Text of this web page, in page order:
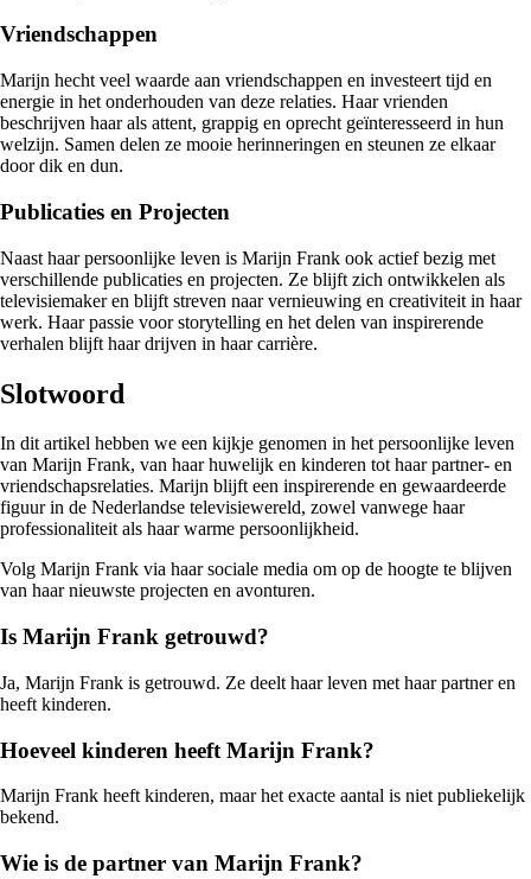
Vriendschappen
Marijn hecht veel waarde aan vriendschappen en investeert tijd en
energie in het onderhouden van deze relaties. Haar vrienden
beschrijven haar als attent, grappig en oprecht geïnteresseerd in hun
welzijn. Samen delen ze mooie herinneringen en steunen ze elkaar
door dik en dun.
Publicaties en Projecten
Naast haar persoonlijke leven is Marijn Frank ook actief bezig met
verschillende publicaties en projecten. Ze blijft zich ontwikkelen als
televisiemaker en blijft streven naar vernieuwing en creativiteit in haar
werk. Haar passie voor storytelling en het delen van inspirerende
verhalen blijft haar drijven in haar carrière.
Slotwoord
In dit artikel hebben we een kijkje genomen in het persoonlijke leven
van Marijn Frank, van haar huwelijk en kinderen tot haar partner- en
vriendschapsrelaties. Marijn blijft een inspirerende en gewaardeerde
figuur in de Nederlandse televisiewereld, zowel vanwege haar
professionaliteit als haar warme persoonlijkheid.
Volg Marijn Frank via haar sociale media om op de hoogte te blijven
van haar nieuwste projecten en avonturen.
Is Marijn Frank getrouwd?
Ja, Marijn Frank is getrouwd. Ze deelt haar leven met haar partner en
heeft kinderen.
Hoeveel kinderen heeft Marijn Frank?
Marijn Frank heeft kinderen, maar het exacte aantal is niet publiekelijk
bekend.
Wie is de partner van Marijn Frank?